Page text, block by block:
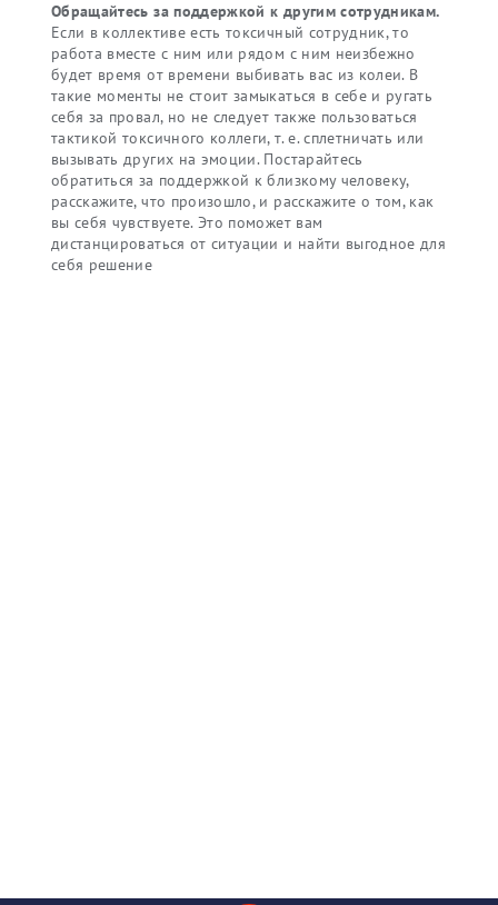
Обращайтесь за поддержкой к другим сотрудникам.
Если в коллективе есть токсичный сотрудник, то
работа вместе с ним или рядом с ним неизбежно
будет время от времени выбивать вас из колеи. В
такие моменты не стоит замыкаться в себе и ругать
себя за провал, но не следует также пользоваться
тактикой токсичного коллеги, т. е. сплетничать или
вызывать других на эмоции. Постарайтесь
обратиться за поддержкой к близкому человеку,
расскажите, что произошло, и расскажите о том, как
вы себя чувствуете. Это поможет вам
дистанцироваться от ситуации и найти выгодное для
себя решение